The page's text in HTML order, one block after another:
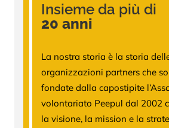
Insieme da più di
20 anni
La nostra storia è la storia
organizzazioni partners che
fondate dalla capostipite
volontariato Peepul dal 2002
la visione, la mission e la